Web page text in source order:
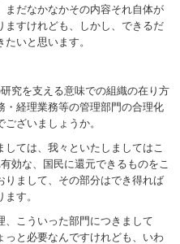
まだなかなかその内容それ自体が
ますけれども、しかし、できるだ
いと思います。
を支える意味での組織の在り方
・経理業務等の管理部門の合理化
ざいましょうか。
ては、我々といたしましてはこ
効な、国民に還元できるものをこ
まして、その部分はでき得れば
す。
こういった部門につきまして
っと必要なんですけれども、いわ